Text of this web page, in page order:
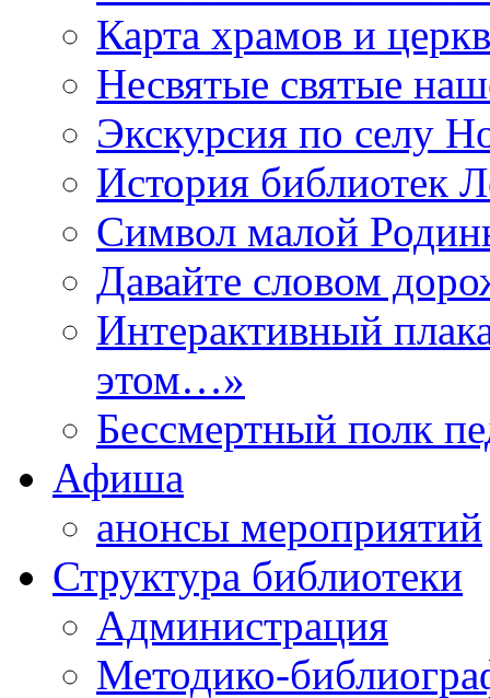
Карта храмов и
Несвятые святые
Экскурсия по селу
История библиотек
Символ малой
Давайте словом
Интерактивный
этом…»
Бессмертный полк
Афиша
анонсы мероприятий
Структура библиотеки
Администрация
Методико-